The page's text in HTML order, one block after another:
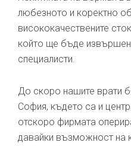
любезното и коректно
висококачествените
който ще бъде
специалисти.
До скоро нашите врати
София, където са и
отскоро фирмата
давайки възможност на